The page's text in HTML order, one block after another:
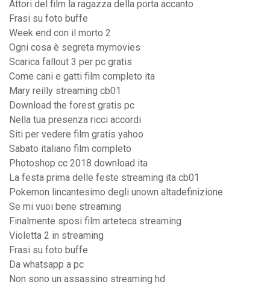
Attori del film la ragazza della porta accanto
Frasi su foto buffe
Week end con il morto 2
Ogni cosa è segreta mymovies
Scarica fallout 3 per pc gratis
Come cani e gatti film completo ita
Mary reilly streaming cb01
Download the forest gratis pc
Nella tua presenza ricci accordi
Siti per vedere film gratis yahoo
Sabato italiano film completo
Photoshop cc 2018 download ita
La festa prima delle feste streaming ita cb01
Pokemon lincantesimo degli unown altadefinizione
Se mi vuoi bene streaming
Finalmente sposi film arteteca streaming
Violetta 2 in streaming
Frasi su foto buffe
Da whatsapp a pc
Non sono un assassino streaming hd